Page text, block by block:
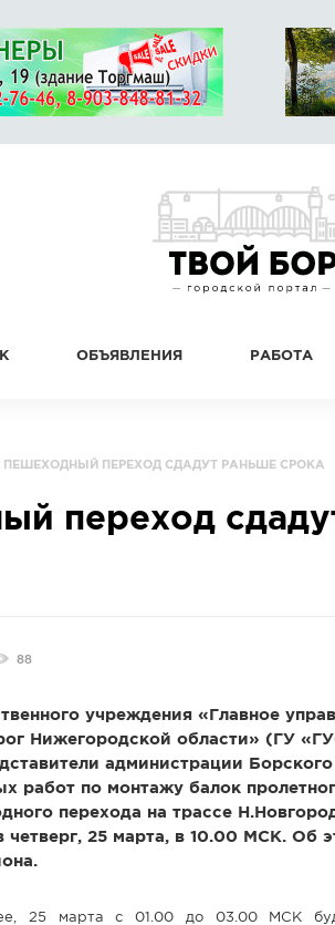
ОБЪЯВЛЕНИЯ РАБОТА
ПЕШЕХОДНЫЙ ПЕРЕХОД СДАДУТ РАНЬШЕ СРОКА
переход
88
учреждения «Главное
Нижегородской области» (ГУ
администрации
работ по монтажу балок
перехода на трассе
четверг, 25 марта, в 10.00 МСК. Об
25 марта с 01.00 до 03.00 МСК